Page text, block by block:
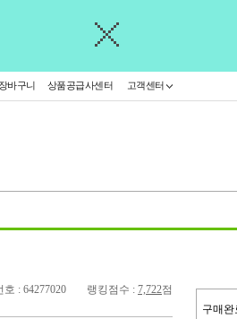
장바구니 상품공급사센터 고객센터
구매완
호 : 64277020 랭킹점수 : 7,722점